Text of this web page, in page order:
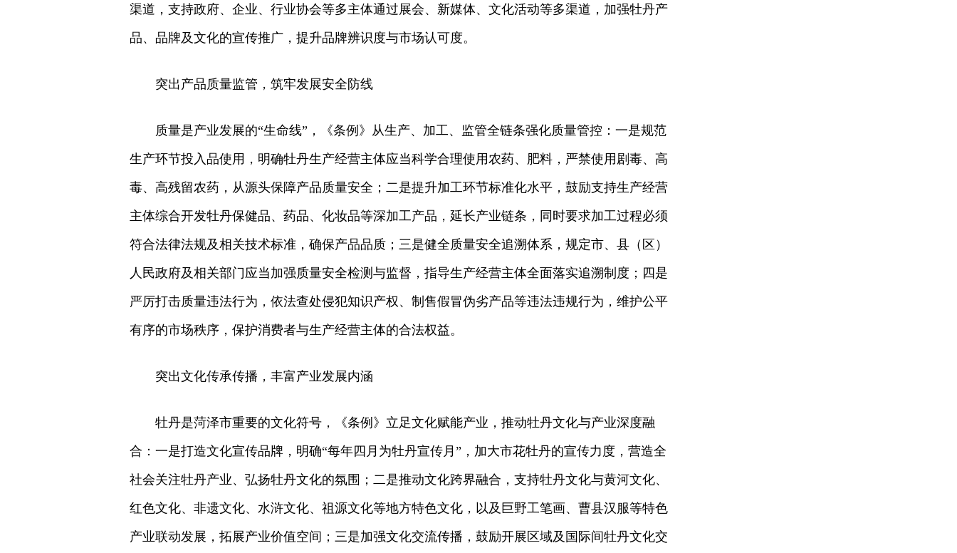
渠道，支持政府、企业、行业协会等多主体通过展会、新媒体、文化活动等多渠道，加强牡丹产
品、品牌及文化的宣传推广，提升品牌辨识度与市场认可度。
突出产品质量监管，筑牢发展安全防线
质量是产业发展的“生命线”，《条例》从生产、加工、监管全链条强化质量管控：一是规范
生产环节投入品使用，明确牡丹生产经营主体应当科学合理使用农药、肥料，严禁使用剧毒、高
毒、高残留农药，从源头保障产品质量安全；二是提升加工环节标准化水平，鼓励支持生产经营
主体综合开发牡丹保健品、药品、化妆品等深加工产品，延长产业链条，同时要求加工过程必须
符合法律法规及相关技术标准，确保产品品质；三是健全质量安全追溯体系，规定市、县（区）
人民政府及相关部门应当加强质量安全检测与监督，指导生产经营主体全面落实追溯制度；四是
严厉打击质量违法行为，依法查处侵犯知识产权、制售假冒伪劣产品等违法违规行为，维护公平
有序的市场秩序，保护消费者与生产经营主体的合法权益。
突出文化传承传播，丰富产业发展内涵
牡丹是菏泽市重要的文化符号，《条例》立足文化赋能产业，推动牡丹文化与产业深度融
合：一是打造文化宣传品牌，明确“每年四月为牡丹宣传月”，加大市花牡丹的宣传力度，营造全
社会关注牡丹产业、弘扬牡丹文化的氛围；二是推动文化跨界融合，支持牡丹文化与黄河文化、
红色文化、非遗文化、水浒文化、祖源文化等地方特色文化，以及巨野工笔画、曹县汉服等特色
产业联动发展，拓展产业价值空间；三是加强文化交流传播，鼓励开展区域及国际间牡丹文化交